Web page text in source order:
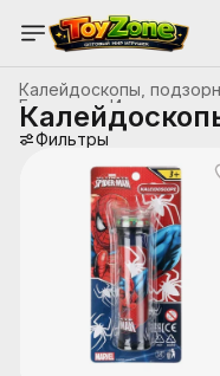
Калейдоскопы,
Игры для
Главная ›
Фильтры